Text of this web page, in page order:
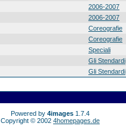
2006-2007
2006-2007
Coreografie
Coreografie
Speciali
Gli Stendardi
Gli Stendardi
Powered by 4images 1.7.4
Copyright © 2002 4homepages.de